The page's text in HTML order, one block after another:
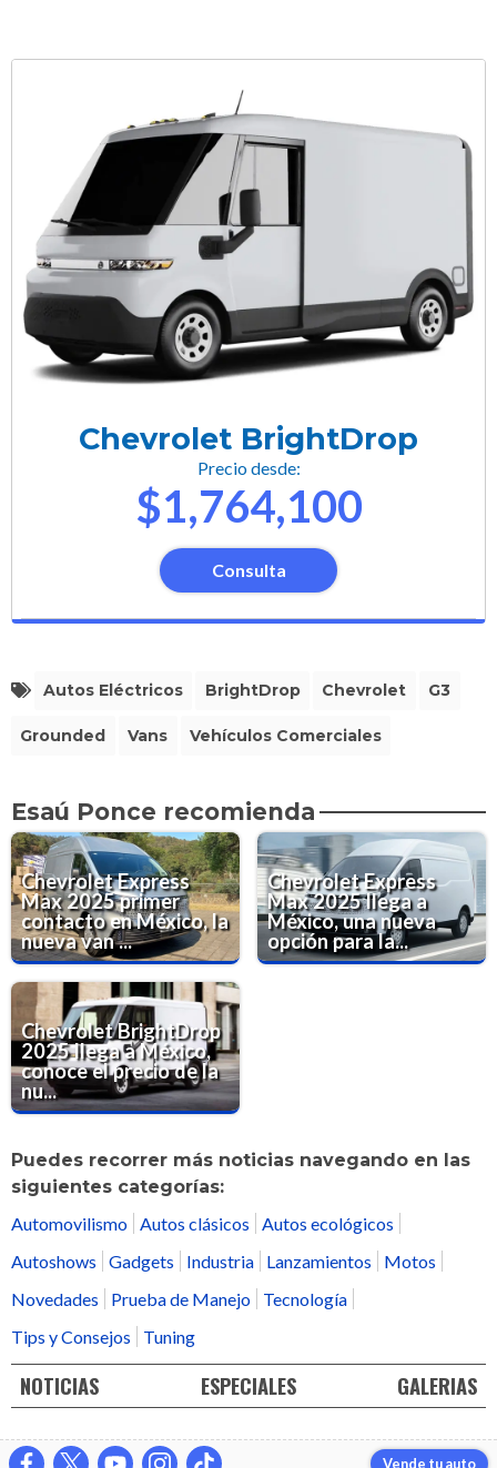
Chevrolet BrightDrop
Precio desde:
$1,764,100
Consulta
Autos Eléctricos BrightDrop Chevrolet G3
Grounded Vans Vehículos Comerciales
Esaú Ponce recomienda
Chevrolet Express
Max 2025 primer
contacto en México, la
nueva van ...
Chevrolet Express
Max 2025 llega a
México, una nueva
opción para la...
Chevrolet BrightDrop
2025 llega a México,
conoce el precio de la
nu...
Puedes recorrer más noticias navegando en las
siguientes categorías:
Automovilismo Autos clásicos
Autos ecológicos
Autoshows
Gadgets Industria Lanzamientos
Motos
Novedades
Prueba de Manejo
Tecnología
Tips y Consejos
Tuning
NOTICIAS ESPECIALES GALERIAS
Vende tu auto